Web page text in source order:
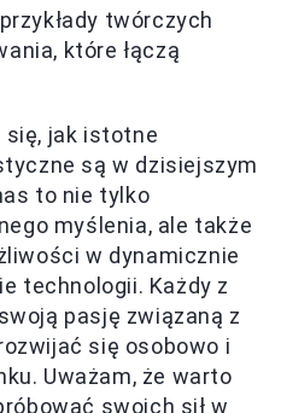
twórczych
które łączą
się, jak istotne
są w dzisiejszym
to nie tylko
myślenia, ale także
w dynamicznie
technologii. Każdy z
pasję związaną z
się osobowo i
Uważam, że warto
swoich sił w